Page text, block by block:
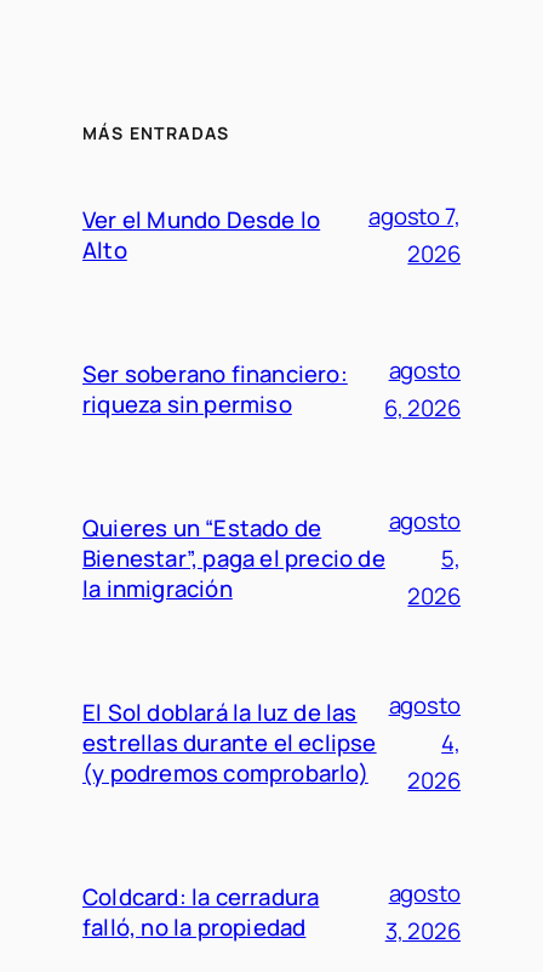
MÁS ENTRADAS
Ver el Mundo Desde lo
Alto
agosto 7,
2026
Ser soberano financiero:
riqueza sin permiso
agosto
6, 2026
Quieres un “Estado de
Bienestar”, paga el precio de
la inmigración
agosto
5,
2026
El Sol doblará la luz de las
estrellas durante el eclipse
(y podremos comprobarlo)
agosto
4,
2026
Coldcard: la cerradura
falló, no la propiedad
agosto
3, 2026